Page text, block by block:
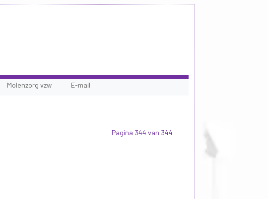
Molenzorg vzw E-mail
Pagina 344 van 344